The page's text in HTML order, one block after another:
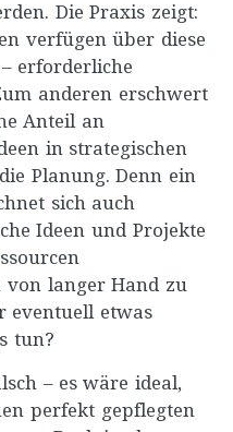
Die Praxis zeigt:
verfügen über diese
erforderliche
anderen erschwert
Anteil an
in strategischen
Planung. Denn ein
sich auch
Ideen und Projekte
von langer Hand zu
eventuell etwas
tun?
– es wäre ideal,
perfekt gepflegten